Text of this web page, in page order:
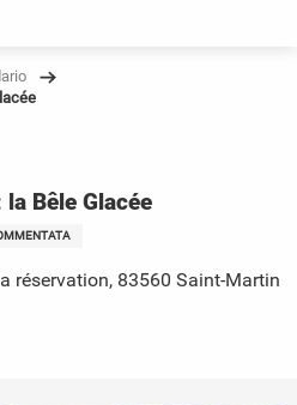
Bêle Glacée
réservation, 83560 Saint-Martin